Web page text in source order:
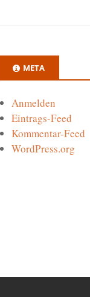
META
Anmelden
Eintrags-Feed
Kommentar-Feed
WordPress.org